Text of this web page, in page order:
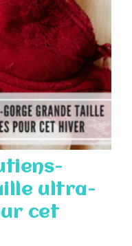
ultra-
cet